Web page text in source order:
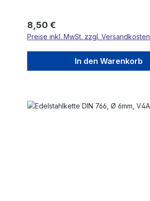
Regulärer Preis:
8,50 €
Preise inkl. MwSt. zzgl. Versandkosten
In den Warenkorb